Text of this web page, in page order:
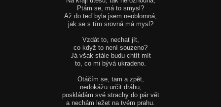
Ptám se, má to smysl?
Až do teď byla jsem neoblomná,
jak se s tím srovná má mysl?
Vzdát to, nechat jít,
co když to není souzeno?
Já však stále budu chtít mít
to, co mi bývá ukradeno.
Otáčím se, tam a zpět,
nedokážu určit dráhu,
poskládám své strachy do pár vět
a nechám ležet na tvém prahu.